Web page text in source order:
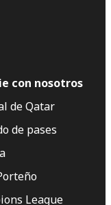
con nosotros
de Qatar
de pases
League